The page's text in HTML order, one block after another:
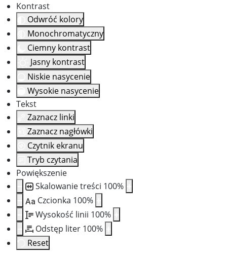
Kontrast
Odwróć kolory
Monochromatyczny
Ciemny kontrast
Jasny kontrast
Niskie nasycenie
Wysokie nasycenie
Tekst
Zaznacz linki
Zaznacz nagłówki
Czytnik ekranu
Tryb czytania
Powiększenie
Skalowanie treści 100%
Aa Czcionka 100%
Wysokość linii 100%
Odstęp liter 100%
Reset